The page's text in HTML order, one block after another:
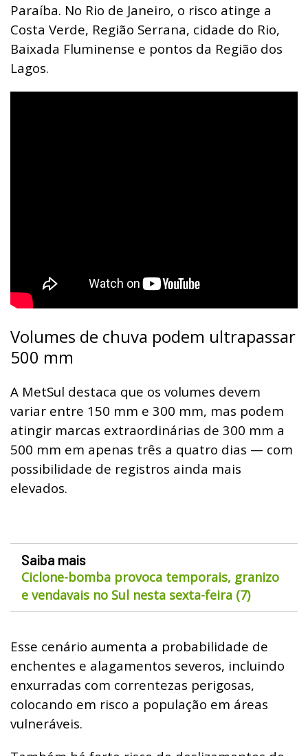
Paraíba. No Rio de Janeiro, o risco atinge a
Costa Verde, Região Serrana, cidade do Rio,
Baixada Fluminense e pontos da Região dos
Lagos.
Volumes de chuva podem ultrapassar
500 mm
A MetSul destaca que os volumes devem
variar entre 150 mm e 300 mm, mas podem
atingir marcas extraordinárias de 300 mm a
500 mm em apenas três a quatro dias — com
possibilidade de registros ainda mais
elevados.
Saiba mais
Ciclone-bomba provoca temporais, granizo
e vendavais no Sul nesta sexta-feira (7)
Esse cenário aumenta a probabilidade de
enchentes e alagamentos severos, incluindo
enxurradas com correntezas perigosas,
colocando em risco a população em áreas
vulneráveis.